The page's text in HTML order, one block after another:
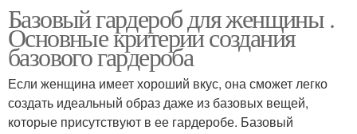
Базовый гардероб для женщины .
Основные критерии создания
базового гардероба
Если женщина имеет хороший вкус, она сможет легко
создать идеальный образ даже из базовых вещей,
которые присутствуют в ее гардеробе. Базовый